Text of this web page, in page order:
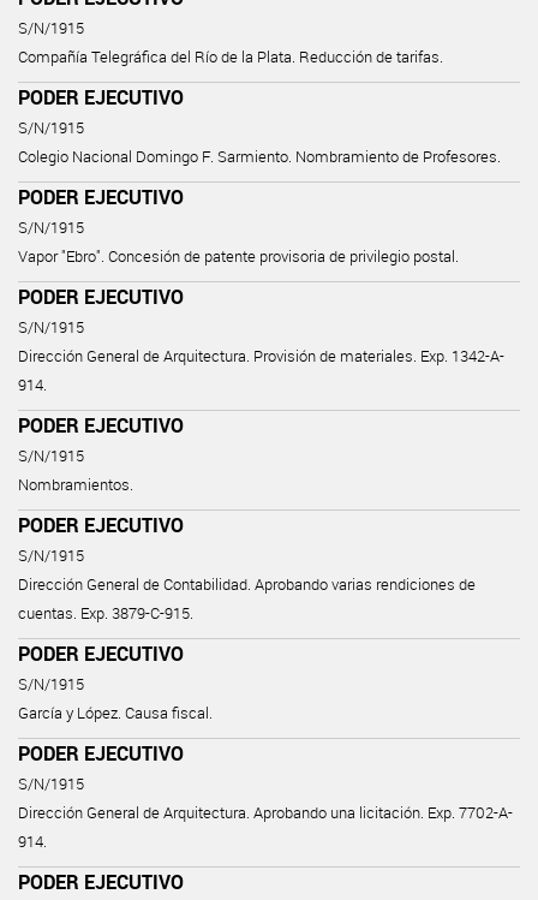
S/N/1915
Compañía Telegráfica del Río de la Plata. Reducción de tarifas.
PODER EJECUTIVO
S/N/1915
Colegio Nacional Domingo F. Sarmiento. Nombramiento de Profesores.
PODER EJECUTIVO
S/N/1915
Vapor "Ebro". Concesión de patente provisoria de privilegio postal.
PODER EJECUTIVO
S/N/1915
Dirección General de Arquitectura. Provisión de materiales. Exp. 1342-A-
914.
PODER EJECUTIVO
S/N/1915
Nombramientos.
PODER EJECUTIVO
S/N/1915
Dirección General de Contabilidad. Aprobando varias rendiciones de
cuentas. Exp. 3879-C-915.
PODER EJECUTIVO
S/N/1915
García y López. Causa fiscal.
PODER EJECUTIVO
S/N/1915
Dirección General de Arquitectura. Aprobando una licitación. Exp. 7702-A-
914.
PODER EJECUTIVO